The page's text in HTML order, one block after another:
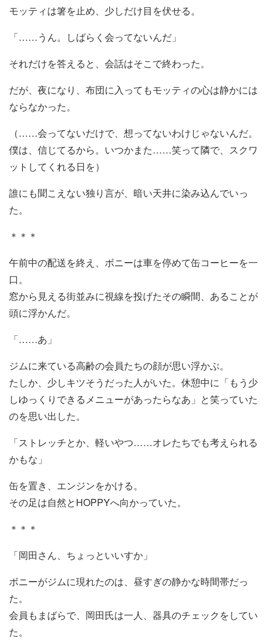
モッティは箸を止め、少しだけ目を伏せる。
「……うん。しばらく会ってないんだ」
それだけを答えると、会話はそこで終わった。
だが、夜になり、布団に入ってもモッティの心は静かには
ならなかった。
（……会ってないだけで、想ってないわけじゃないんだ。
僕は、信じてるから。いつかまた……笑って隣で、スクワ
ットしてくれる日を）
誰にも聞こえない独り言が、暗い天井に染み込んでいっ
た。
＊＊＊
午前中の配送を終え、ボニーは車を停めて缶コーヒーを一
口。
窓から見える街並みに視線を投げたその瞬間、あることが
頭に浮かんだ。
「……あ」
ジムに来ている高齢の会員たちの顔が思い浮かぶ。
たしか、少しキツそうだった人がいた。休憩中に「もう少
しゆっくりできるメニューがあったらなあ」と笑っていた
のを思い出した。
「ストレッチとか、軽いやつ……オレたちでも考えられる
かもな」
缶を置き、エンジンをかける。
その足は自然とHOPPYへ向かっていた。
＊＊＊
「岡田さん、ちょっといいすか」
ボニーがジムに現れたのは、昼すぎの静かな時間帯だっ
た。
会員もまばらで、岡田氏は一人、器具のチェックをしてい
た。